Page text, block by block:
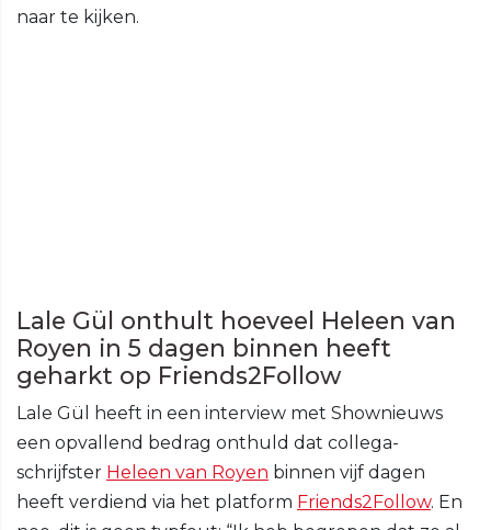
naar te kijken.
Lale Gül onthult hoeveel Heleen van
Royen in 5 dagen binnen heeft
geharkt op Friends2Follow
Lale Gül heeft in een interview met Shownieuws
een opvallend bedrag onthuld dat collega-
schrijfster Heleen van Royen binnen vijf dagen
heeft verdiend via het platform Friends2Follow. En